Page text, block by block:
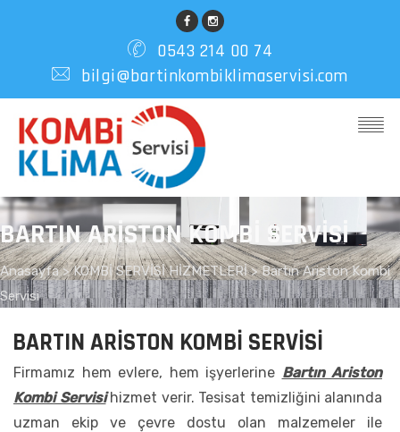
0543 214 00 74
bilgi@bartinkombiklimaservisi.com
BARTIN ARISTON KOMBI SERVISI
Anasayfa> KOMBİ SERVİSİ HİZMETLERİ >Bartın Ariston Kombi
Servisi
BARTIN ARISTON KOMBI SERVISI
Firmamız hem evlere, hem işyerlerine Bartın Ariston
Kombi Servisihizmet verir. Tesisat temizliğini alanında
uzman ekip ve çevre dostu olan malzemeler ile